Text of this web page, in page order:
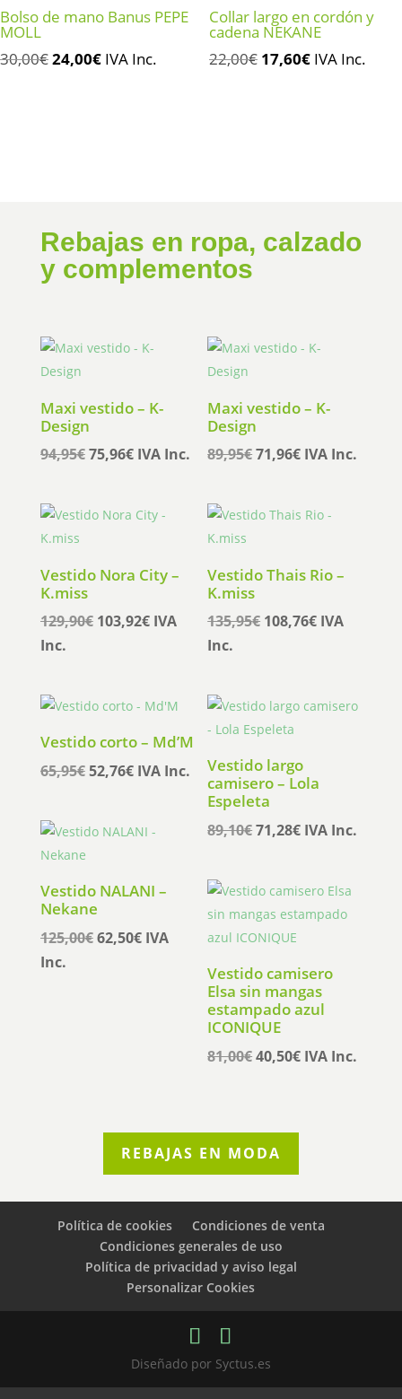
Bolso de mano Banus PEPE
MOLL
30,00€El
24,00€ElIVA Inc.
Collar largo en cordón y
cadena NEKANE
22,00€ El
17,60€ElIVA Inc.
Rebajas en ropa, calzado
y complementos
Maxi vestido – K-
Design
94,95€El
era:
75,96€El
es:
IVA Inc.
Maxi vestido – K-
Design
89,95€El
era:
71,96€El
es:
IVA Inc.
Vestido Nora City –
K.miss
129,90€ El
129,90€.
103,92€El
103,92€.
IVA
Inc.
Vestido Thais Rio –
K.miss
135,95€ El
135,95€.
108,76€El
108,76€.
IVA
Inc.
Vestido corto – Md’M
65,95€El
era:
52,76€El
es:
IVA Inc.
Vestido largo
camisero – Lola
Espeleta
89,10€El
era:
89,10€.
71,28€El
es:
71,28€.
IVA Inc.
Vestido NALANI –
Nekane
125,00€El
62,50€ElIVA
Inc.
Vestido camisero
Elsa sin mangas
estampado azul
ICONIQUE
81,00€El
81,00€.
40,50€ElIVA Inc.
REBAJAS EN MODA
Política de cookies
Condiciones de venta
Condiciones generales de uso
Política de privacidad y aviso legal
Personalizar Cookies
Diseñado por Syctus.es